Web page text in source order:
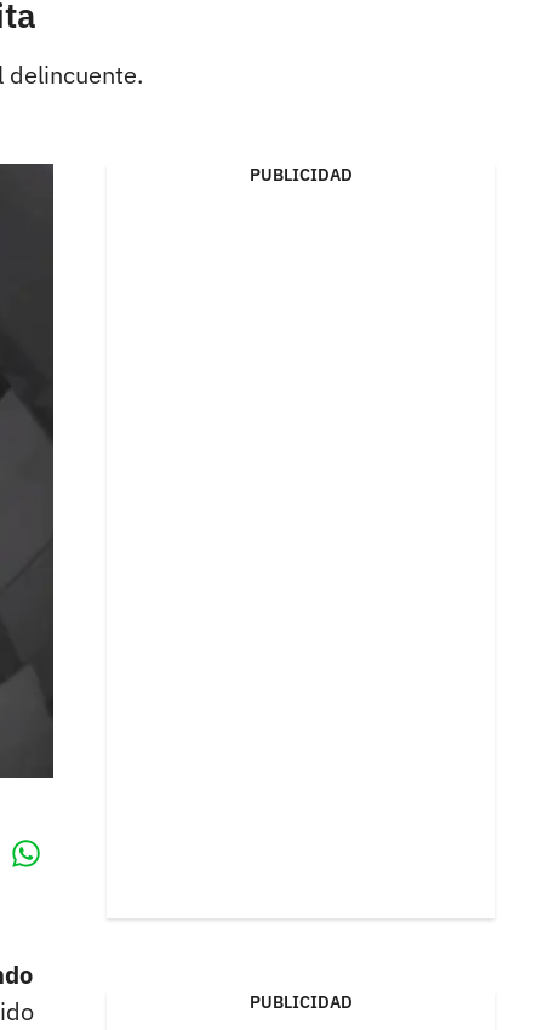
delincuente.
PUBLICIDAD
PUBLICIDAD